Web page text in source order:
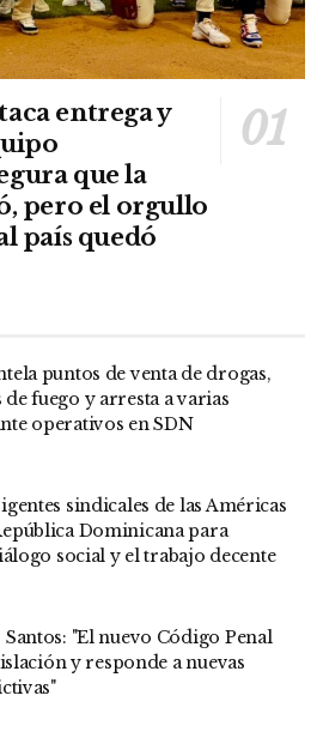
entrega y
que la
pero el orgullo
país quedó
puntos de venta de drogas,
de fuego y arresta a varias
operativos en SDN
sindicales de las Américas
Dominicana para
social y el trabajo decente
"El nuevo Código Penal
y responde a nuevas